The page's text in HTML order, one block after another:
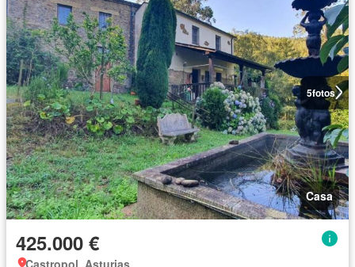
5fotos
Casa
425.000 €
Castropol, Asturias